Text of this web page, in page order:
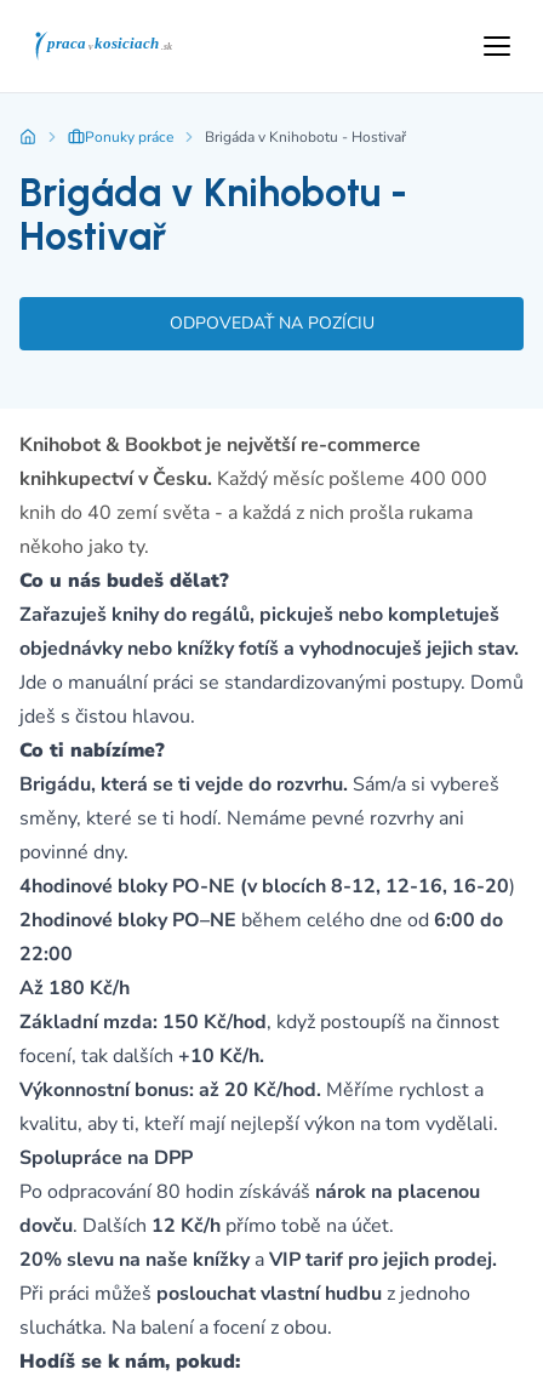
Ponuky práce Brigáda v Knihobotu - Hostivař
Brigáda v Knihobotu -
Hostivař
ODPOVEDAŤ NA POZÍCIU
Knihobot & Bookbot je největší re-commerce
knihkupectví v Česku. Každý měsíc pošleme 400 000
knih do 40 zemí světa - a každá z nich prošla rukama
někoho jako ty.
Co u nás budeš dělat?
Zařazuješ knihy do regálů, pickuješ nebo kompletuješ
objednávky nebo knížky fotíš a vyhodnocuješ jejich stav.
Jde o manuální práci se standardizovanými postupy. Domů
jdeš s čistou hlavou.
Co ti nabízíme?
Brigádu, která se ti vejde do rozvrhu. Sám/a si vybereš
směny, které se ti hodí. Nemáme pevné rozvrhy ani
povinné dny.
4hodinové bloky PO-NE (v blocích 8-12, 12-16, 16-20)
2hodinové bloky PO–NE během celého dne od6:00 do
22:00
Až 180 Kč/h
Základní mzda: 150 Kč/hod, když postoupíš na činnost
focení, tak dalších +10 Kč/h.
Výkonnostní bonus: až 20 Kč/hod. Měříme rychlost a
kvalitu, aby ti, kteří mají nejlepší výkon na tom vydělali.
Spolupráce na DPP
Po odpracování 80 hodin získáváš nárok na placenou
dovču. Dalších 12 Kč/h přímo tobě na účet.
20% slevu na naše knížkyaVIP tarif pro jejich prodej.
Při práci můžeš poslouchat vlastní hudbuz jednoho
sluchátka. Na balení a focení z obou.
Hodíš se k nám, pokud: